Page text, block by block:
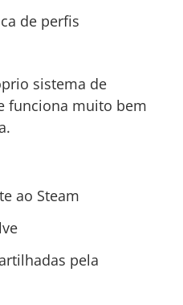
de perfis
sistema de
funciona muito bem
ao Steam
pela